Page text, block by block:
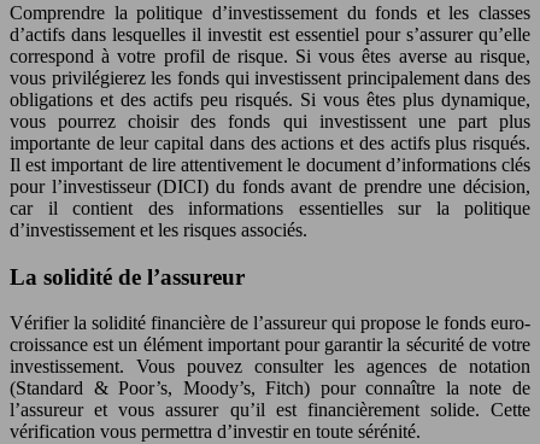
Comprendre la politique d’investissement du fonds et les classes
d’actifs dans lesquelles il investit est essentiel pour s’assurer qu’elle
correspond à votre profil de risque. Si vous êtes averse au risque,
vous privilégierez les fonds qui investissent principalement dans des
obligations et des actifs peu risqués. Si vous êtes plus dynamique,
vous pourrez choisir des fonds qui investissent une part plus
importante de leur capital dans des actions et des actifs plus risqués.
Il est important de lire attentivement le document d’informations clés
pour l’investisseur (DICI) du fonds avant de prendre une décision,
car il contient des informations essentielles sur la politique
d’investissement et les risques associés.
La solidité de l’assureur
Vérifier la solidité financière de l’assureur qui propose le fonds euro-
croissance est un élément important pour garantir la sécurité de votre
investissement. Vous pouvez consulter les agences de notation
(Standard & Poor’s, Moody’s, Fitch) pour connaître la note de
l’assureur et vous assurer qu’il est financièrement solide. Cette
vérification vous permettra d’investir en toute sérénité.